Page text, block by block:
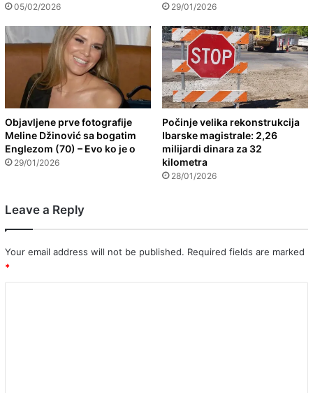
05/02/2026 29/01/2026
Objavljene prve fotografije
Meline Džinović sa bogatim
Englezom (70) – Evo ko je o
29/01/2026
Počinje velika rekonstrukcija
Ibarske magistrale: 2,26
milijardi dinara za 32
kilometra
28/01/2026
Leave a Reply
Your email address will not be published. Required fields are marked
*